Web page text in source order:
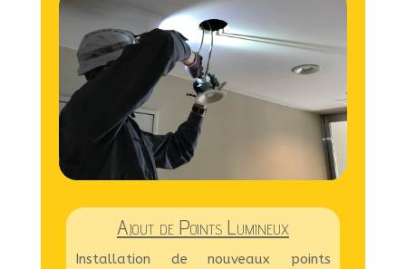
Ajout de Points Lumineux
Installation de nouveaux points